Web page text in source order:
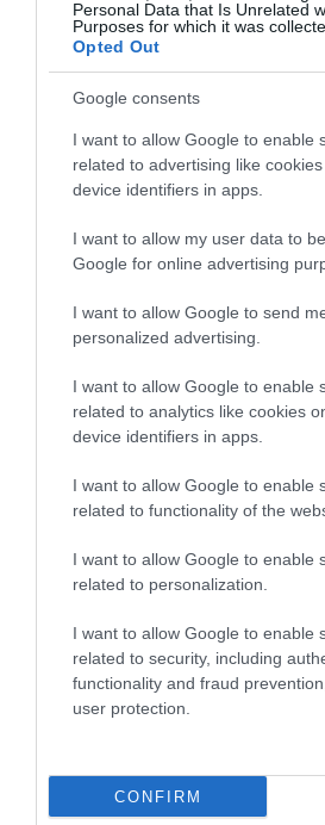
Personal Data that Is Unrelated
Purposes for which it was
Opted Out
Google consents
I want to allow Google to enable
related to advertising like
device identifiers in apps.
I want to allow my user data to
Google for online advertising
I want to allow Google to send
personalized advertising.
I want to allow Google to enable
related to analytics like cookies
device identifiers in apps.
I want to allow Google to enable
related to functionality of the
I want to allow Google to enable
related to personalization.
I want to allow Google to enable
related to security, including
functionality and fraud
user protection.
CONFIRM
CRISTIANO RONALDO
“Muda o corpo de todas as
PRODUTOS E MARCAS
Conheça a programação de fim-
da colecção Savoy Signature
PRODUTOS E MARCAS
Amanhecer reforça